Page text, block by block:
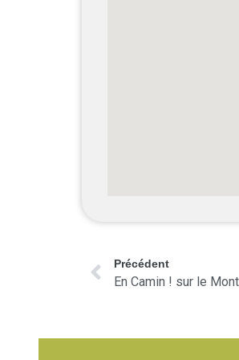
Précédent
En Camin ! sur le